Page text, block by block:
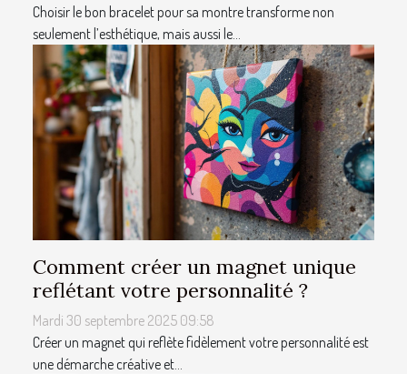
Choisir le bon bracelet pour sa montre transforme non
seulement l’esthétique, mais aussi le...
Comment créer un magnet unique
reflétant votre personnalité ?
Mardi 30 septembre 2025 09:58
Créer un magnet qui reflète fidèlement votre personnalité est
une démarche créative et...